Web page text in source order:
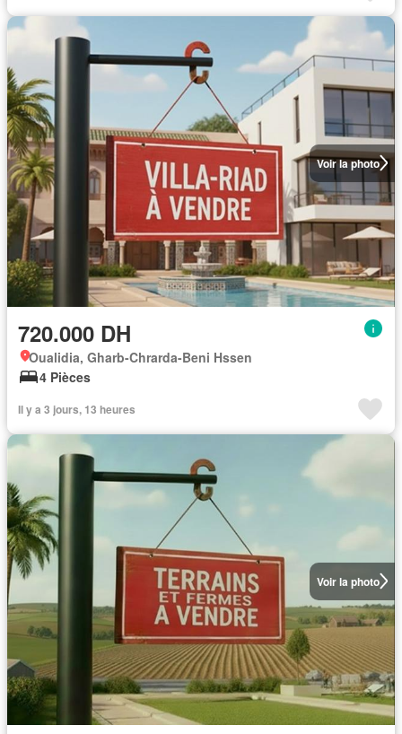
Voir la photo
720.000 DH
Oualidia, Gharb-Chrarda-Beni Hssen
4 Pièces
Il y a 3 jours, 13 heures
Voir la photo